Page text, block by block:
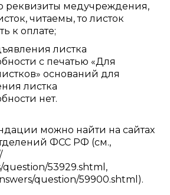
реквизиты медучреждения,
читаемы, то листок
к оплате;
листка
с печатью «Для
оснований для
листка
нет.
можно найти на сайтах
ФСС РФ (см.,
question/53929.shtml,
question/59900.shtml).